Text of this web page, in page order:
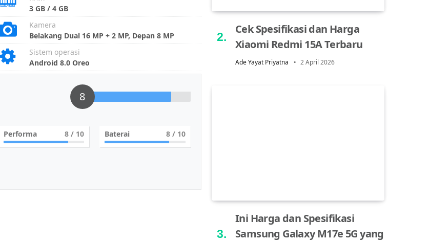
3 GB / 4 GB
Kamera
Belakang Dual 16 MP + 2 MP, Depan 8 MP
Sistem operasi
Android 8.0 Oreo
8
Performa 8 / 10 Baterai 8 / 10
Cek Spesifikasi dan Harga
Xiaomi Redmi 15A Terbaru
Ade Yayat Priyatna 2 April 2026
Ini Harga dan Spesifikasi
Samsung Galaxy M17e 5G yang